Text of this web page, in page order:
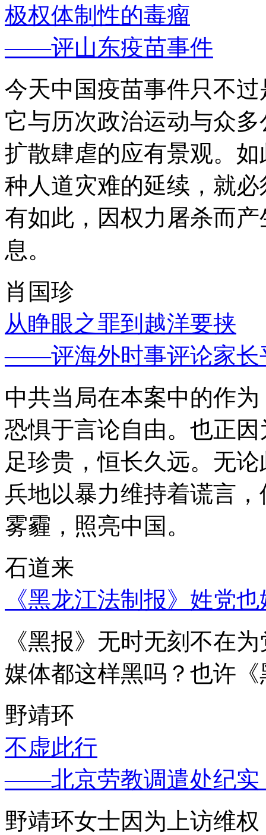
极权体制性的毒瘤
——评山东疫苗事件
今天中国疫苗事件只不
它与历次政治运动与众
扩散肆虐的应有景观。
种人道灾难的延续，就
有如此，因权力屠杀而
息。
肖国珍
从睁眼之罪到越洋要挟
——评海外时事评论家长
中共当局在本案中的作
恐惧于言论自由。也正
足珍贵，恒长久远。无
兵地以暴力维持着谎言
雾霾，照亮中国。
石道来
《黑龙江法制报》姓党
《黑报》无时无刻不在
媒体都这样黑吗？也许
野靖环
不虚此行
——北京劳教调遣处纪实
野靖环女士因为上访维